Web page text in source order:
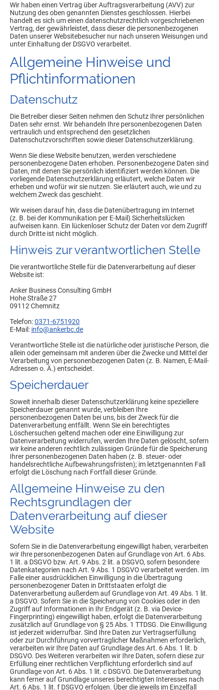
Wir haben einen Vertrag über Auftragsverarbeitung (AVV) zur
Nutzung des oben genannten Dienstes geschlossen. Hierbei
handelt es sich um einen datenschutzrechtlich vorgeschriebenen
Vertrag, der gewährleistet, dass dieser die personenbezogenen
Daten unserer Websitebesucher nur nach unseren Weisungen und
unter Einhaltung der DSGVO verarbeitet.
Allgemeine Hinweise und
Pflicht­informationen
Datenschutz
Die Betreiber dieser Seiten nehmen den Schutz Ihrer persönlichen
Daten sehr ernst. Wir behandeln Ihre personenbezogenen Daten
vertraulich und entsprechend den gesetzlichen
Datenschutzvorschriften sowie dieser Datenschutzerklärung.
Wenn Sie diese Website benutzen, werden verschiedene
personenbezogene Daten erhoben. Personenbezogene Daten sind
Daten, mit denen Sie persönlich identifiziert werden können. Die
vorliegende Datenschutzerklärung erläutert, welche Daten wir
erheben und wofür wir sie nutzen. Sie erläutert auch, wie und zu
welchem Zweck das geschieht.
Wir weisen darauf hin, dass die Datenübertragung im Internet
(z. B. bei der Kommunikation per E-Mail) Sicherheitslücken
aufweisen kann. Ein lückenloser Schutz der Daten vor dem Zugriff
durch Dritte ist nicht möglich.
Hinweis zur verantwortlichen Stelle
Die verantwortliche Stelle für die Datenverarbeitung auf dieser
Website ist:
Anker Business Consulting GmbH
Hohe Straße 27
09112 Chemnitz
Telefon:0371-6751920
E-Mail: info@ankerbc.de
Verantwortliche Stelle ist die natürliche oder juristische Person, die
allein oder gemeinsam mit anderen über die Zwecke und Mittel der
Verarbeitung von personenbezogenen Daten (z. B. Namen, E-Mail-
Adressen o. Ä.) entscheidet.
Speicherdauer
Soweit innerhalb dieser Datenschutzerklärung keine speziellere
Speicherdauer genannt wurde, verbleiben Ihre
personenbezogenen Daten bei uns, bis der Zweck für die
Datenverarbeitung entfällt. Wenn Sie ein berechtigtes
Löschersuchen geltend machen oder eine Einwilligung zur
Datenverarbeitung widerrufen, werden Ihre Daten gelöscht, sofern
wir keine anderen rechtlich zulässigen Gründe für die Speicherung
Ihrer personenbezogenen Daten haben (z. B. steuer- oder
handelsrechtliche Aufbewahrungsfristen); im letztgenannten Fall
erfolgt die Löschung nach Fortfall dieser Gründe.
Allgemeine Hinweise zu den
Rechtsgrundlagen der
Datenverarbeitung auf dieser
Website
Sofern Sie in die Datenverarbeitung eingewilligt haben, verarbeiten
wir Ihre personenbezogenen Daten auf Grundlage von Art. 6 Abs.
1 lit. a DSGVO bzw. Art. 9 Abs. 2 lit. a DSGVO, sofern besondere
Datenkategorien nach Art. 9 Abs. 1 DSGVO verarbeitet werden. Im
Falle einer ausdrücklichen Einwilligung in die Übertragung
personenbezogener Daten in Drittstaaten erfolgt die
Datenverarbeitung außerdem auf Grundlage von Art. 49 Abs. 1 lit.
a DSGVO. Sofern Sie in die Speicherung von Cookies oder in den
Zugriff auf Informationen in Ihr Endgerät (z. B. via Device-
Fingerprinting) eingewilligt haben, erfolgt die Datenverarbeitung
zusätzlich auf Grundlage von § 25 Abs. 1 TTDSG. Die Einwilligung
ist jederzeit widerrufbar. Sind Ihre Daten zur Vertragserfüllung
oder zur Durchführung vorvertraglicher Maßnahmen erforderlich,
verarbeiten wir Ihre Daten auf Grundlage des Art. 6 Abs. 1 lit. b
DSGVO. Des Weiteren verarbeiten wir Ihre Daten, sofern diese zur
Erfüllung einer rechtlichen Verpflichtung erforderlich sind auf
Grundlage von Art. 6 Abs. 1 lit. c DSGVO. Die Datenverarbeitung
kann ferner auf Grundlage unseres berechtigten Interesses nach
Art. 6 Abs. 1 lit. f DSGVO erfolgen. Über die jeweils im Einzelfall